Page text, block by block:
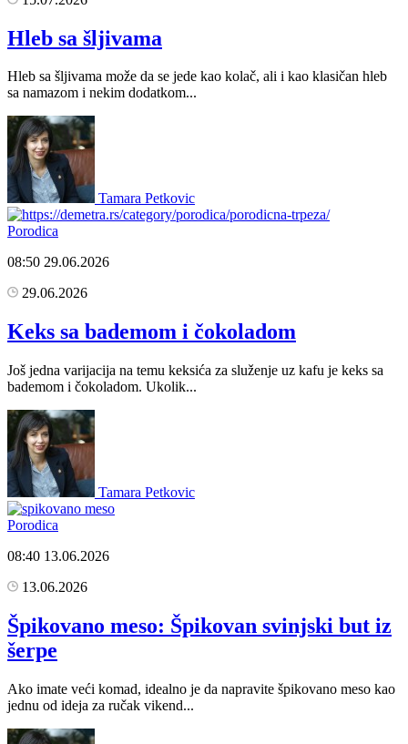
Hleb sa šljivama
Hleb sa šljivama može da se jede kao kolač, ali i kao klasičan hleb
sa namazom i nekim dodatkom...
Tamara Petkovic
Porodica
08:50 29.06.2026
29.06.2026
Keks sa bademom i čokoladom
Još jedna varijacija na temu keksića za služenje uz kafu je keks sa
bademom i čokoladom. Ukolik...
Tamara Petkovic
Porodica
08:40 13.06.2026
13.06.2026
Špikovano meso: Špikovan svinjski but iz
šerpe
Ako imate veći komad, idealno je da napravite špikovano meso kao
jednu od ideja za ručak vikend...